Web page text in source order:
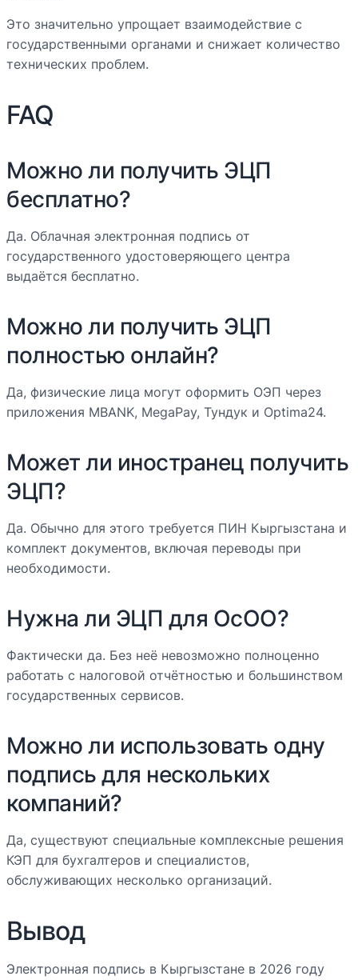
Это значительно упрощает взаимодействие с
государственными органами и снижает количество
технических проблем.
FAQ
Можно ли получить ЭЦП
бесплатно?
Да. Облачная электронная подпись от
государственного удостоверяющего центра
выдаётся бесплатно.
Можно ли получить ЭЦП
полностью онлайн?
Да, физические лица могут оформить ОЭП через
приложения MBANK, MegaPay, Тундук и Optima24.
Может ли иностранец получить
ЭЦП?
Да. Обычно для этого требуется ПИН Кыргызстана и
комплект документов, включая переводы при
необходимости.
Нужна ли ЭЦП для ОсОО?
Фактически да. Без неё невозможно полноценно
работать с налоговой отчётностью и большинством
государственных сервисов.
Можно ли использовать одну
подпись для нескольких
компаний?
Да, существуют специальные комплексные решения
КЭП для бухгалтеров и специалистов,
обслуживающих несколько организаций.
Вывод
Электронная подпись в Кыргызстане в 2026 году